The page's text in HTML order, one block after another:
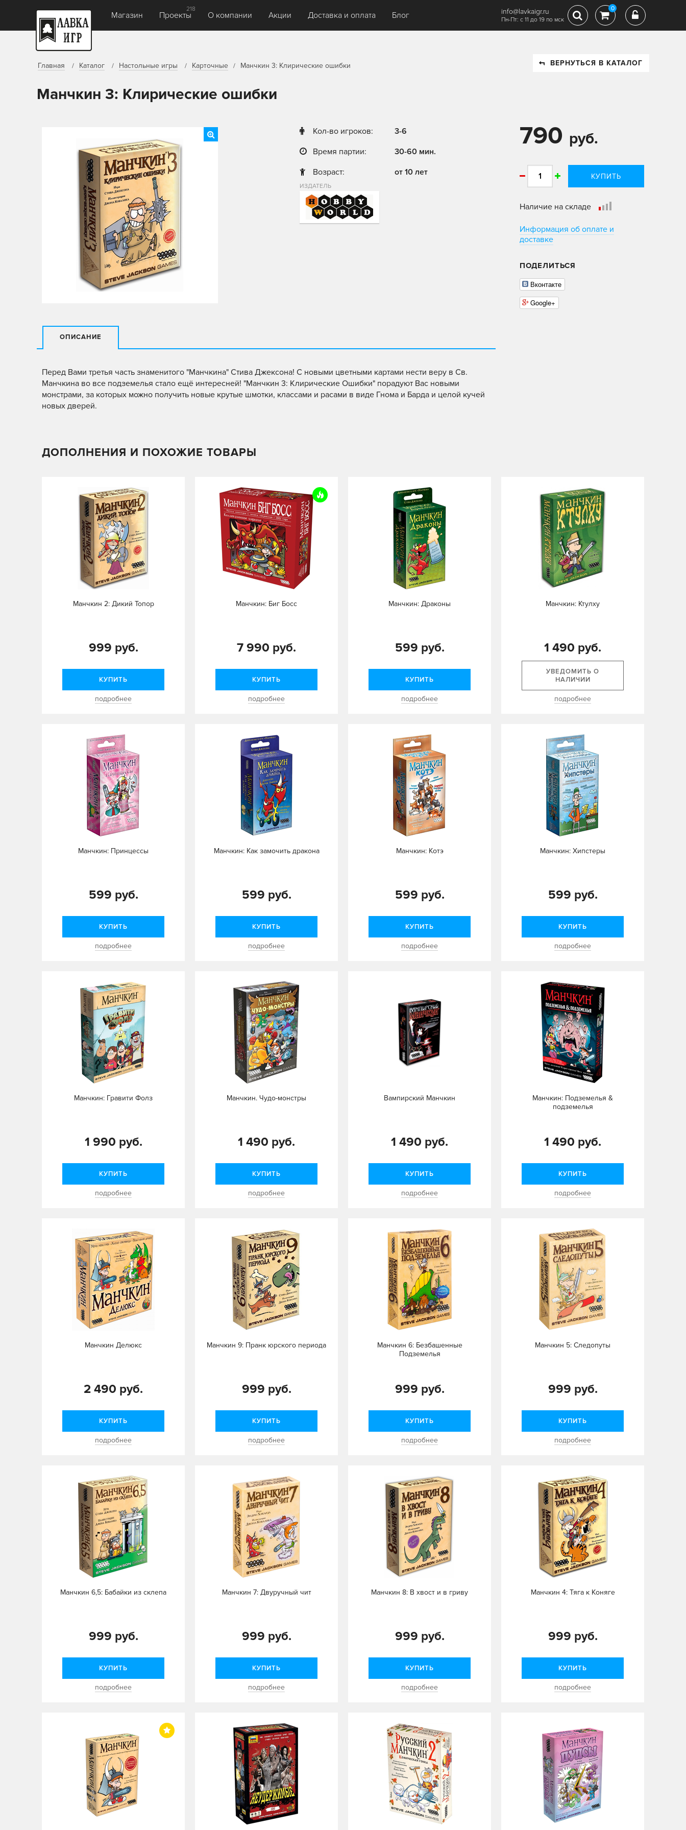
Магазин Проекты
218
О компании Акции Доставка и оплата Блог info@lavkaigr.ru
Пн-Пт: с 11 до 19 по мск
0
Главная Каталог Настольные игры Карточные Манчкин 3: Клирические ошибки ВЕРНУТЬСЯ В КАТАЛОГ
Манчкин 3: Клирические ошибки
Кол-во игроков:
3-6
Время партии:
30-60 мин.
Возраст:
от 10 лет
ИЗДАТЕЛЬ
ОПИСАНИЕ
Перед Вами третья часть знаменитого "Манчкина" Стива Джексона! С новыми цветными картами нести веру в Св.
Манчкина во все подземелья стало ещё интересней! "Манчкин 3: Клирические Ошибки" порадуют Вас новыми
монстрами, за которых можно получить новые крутые шмотки, классами и расами в виде Гнома и Барда и целой кучей
новых дверей.
790 руб.
КУПИТЬ
Наличие на складе
Информация об оплате и
доставке
ПОДЕЛИТЬСЯ
Вконтакте
Google+
ДОПОЛНЕНИЯ И ПОХОЖИЕ ТОВАРЫ
Манчкин 2: Дикий Топор
999 руб.
КУПИТЬ
подробнее
Манчкин: Биг Босс
7 990 руб.
КУПИТЬ
подробнее
Манчкин: Драконы
599 руб.
КУПИТЬ
подробнее
Манчкин: Ктулху
1 490 руб.
УВЕДОМИТЬ О
НАЛИЧИИ
подробнее
Манчкин: Принцессы
599 руб.
КУПИТЬ
подробнее
Манчкин: Как замочить дракона
599 руб.
КУПИТЬ
подробнее
Манчкин: Котэ
599 руб.
КУПИТЬ
подробнее
Манчкин: Хипстеры
599 руб.
КУПИТЬ
подробнее
Манчкин: Гравити Фолз
1 990 руб.
КУПИТЬ
подробнее
Манчкин. Чудо-монстры
1 490 руб.
КУПИТЬ
подробнее
Вампирский Манчкин
1 490 руб.
КУПИТЬ
подробнее
Манчкин: Подземелья &
подземелья
1 490 руб.
КУПИТЬ
подробнее
Манчкин Делюкс
2 490 руб.
КУПИТЬ
подробнее
Манчкин 9: Пранк юрского периода
999 руб.
КУПИТЬ
подробнее
Манчкин 6: Безбашенные
Подземелья
999 руб.
КУПИТЬ
подробнее
Манчкин 5: Следопуты
999 руб.
КУПИТЬ
подробнее
Манчкин 6,5: Бабайки из склепа
999 руб.
КУПИТЬ
подробнее
Манчкин 7: Двуручный чит
999 руб.
КУПИТЬ
подробнее
Манчкин 8: В хвост и в гриву
999 руб.
КУПИТЬ
подробнее
Манчкин 4: Тяга к Коняге
999 руб.
КУПИТЬ
подробнее